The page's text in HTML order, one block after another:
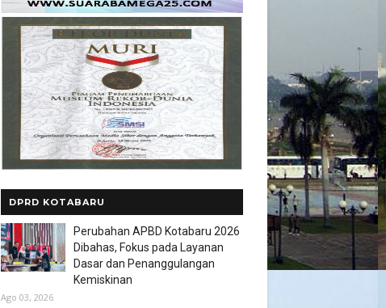
DPRD KOTABARU
Perubahan APBD Kotabaru 2026
Dibahas, Fokus pada Layanan
Dasar dan Penanggulangan
Kemiskinan
Ago 03, 2026